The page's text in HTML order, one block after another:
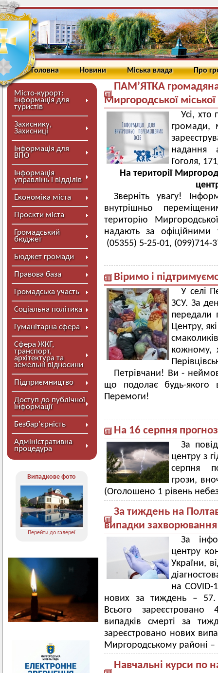
Головна Новини Міська влада Про
Місто-курорт:
інформація для
туристів
Захиснику,
Захисниці
Інформація для
ВПО
Інформація
управлінь і відділів
Економіка міста
Проєкти міста
Громадський
бюджет
Бюджет громади
Правова база
Громадська участь
Соціальна політика
Гуманітарна сфера
Сфера ЖКГ,
транспорт,
архітектура та
земельні відносини
Підприємництво
Доступ до публічної
інформації
Безбар’єрність
Адміністративна
процедура
Випадкове фото
Перейти до галереї
ПАМ’ЯТКА
Миргородської
Усі, хто
громади,
надання
Гоголя,
На території
Зверніть увагу!
внутрішньо
територію
надають за офіційними
(05355) 5-25-01, (099)714-
Віримо і
У селі
ЗСУ. За
передали
Центру,
кожному,
Петрівчани! Ви -
що подолає будь-
Перемоги!
На 16 серпня
За
центру з
серпня
грози,
(Оголошено 1 рівень
За тиждень на
випадки
За
центру
України,
на COVID-
нових за тиждень – 57.
Всього зареєстровано
випадків смерті за
зареєстровано нових
Миргородському районі –
Навчальні курси по